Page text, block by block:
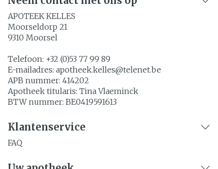
APOTEEK KELLES
Moorseldorp 21
9310 Moorsel
Telefoon: +32 (0)53 77 99 89
E-mailadres: apotheek.kelles@telenet.be
APB nummer: 414202
Apotheek titularis: Tina Vlaeminck
BTW nummer: BE0419591613
Klantenservice
FAQ